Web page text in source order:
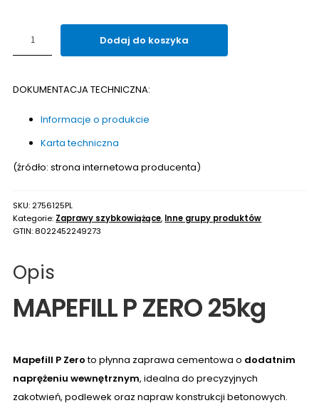
Płynna
kotwień
podlewek
MAPEFILL
P
Dodaj do koszyka
DOKUMENTACJA TECHNICZNA:
Informacje o produkcie
Karta techniczna
(źródło: strona internetowa producenta)
SKU:2756125PL
Kategorie: Zaprawy szybkowiążące, Inne grupy produktów
GTIN: 8022452249273
Opis
MAPEFILL P ZERO 25kg
Mapefill P Zeroto płynna zaprawa cementowa o dodatnim
naprężeniu wewnętrznym, idealna do precyzyjnych
zakotwień, podlewek oraz napraw konstrukcji betonowych.